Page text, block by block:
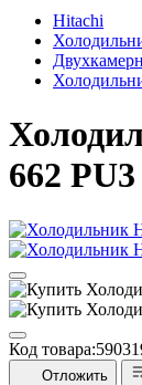
Hitachi
662
Код товара:
Отложить